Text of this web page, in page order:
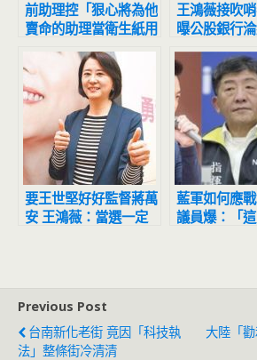
前助理控「狠心將為他
賣命的助理當衛生紙用
完即丟」 陳其邁回應
了
王鴻薇接吹
曝公股銀行
寄生金庫
要王世堅好好監督蔣萬
安 王鴻薇：當選一定
藍軍如何應
議員爆：「
Previous Post
台南新化老街 竟因「科技執
法」整條街冷清清
大陸「